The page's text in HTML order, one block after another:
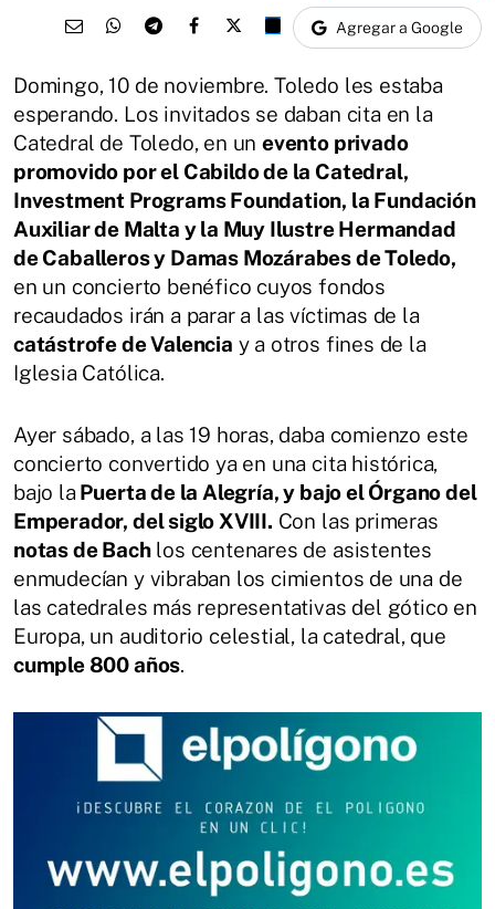
Agregar a Google
Domingo, 10 de noviembre. Toledo les estaba
esperando. Los invitados se daban cita en la
Catedral de Toledo, en unevento privado
promovido por el Cabildo de la Catedral,
Investment Programs Foundation, la Fundación
Auxiliar de Malta y la Muy Ilustre Hermandad
de Caballeros y Damas Mozárabes de Toledo,
en un concierto benéfico cuyos fondos
recaudados irán a parar a las víctimas de la
catástrofe de Valencia y a otros fines de la
Iglesia Católica.
Ayer sábado, a las 19 horas, daba comienzo este
concierto convertido ya en una cita histórica,
bajo la Puerta de la Alegría, y bajo el Órgano del
Emperador, del siglo XVIII. Con las primeras
notas de Bachlos centenares de asistentes
enmudecían y vibraban los cimientos de una de
las catedrales más representativas del gótico en
Europa, un auditorio celestial, la catedral, que
cumple 800 años.